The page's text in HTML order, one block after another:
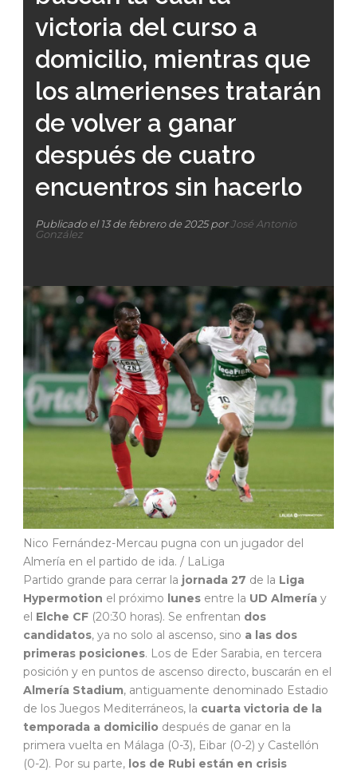
victoria del curso a
domicilio, mientras que
los almerienses tratarán
de volver a ganar
después de cuatro
encuentros sin hacerlo
Publicado el 13 de febrero de 2025 por José Antonio
González
Nico Fernández-Mercau pugna con un jugador del
Almería en el partido de ida. / LaLiga
Partido grande para cerrar la jornada 27 de la Liga
Hypermotion el próximo lunes entre la UD Almería y
el Elche CF (20:30 horas). Se enfrentan dos
candidatos, ya no solo al ascenso, sino a las dos
primeras posiciones. Los de Eder Sarabia, en tercera
posición y en puntos de ascenso directo, buscarán en el
Almería Stadium, antiguamente denominado Estadio
de los Juegos Mediterráneos, la cuarta victoria de la
temporada a domicilio después de ganar en la
primera vuelta en Málaga (0-3), Eibar (0-2) y Castellón
(0-2). Por su parte, los de Rubi están en crisis